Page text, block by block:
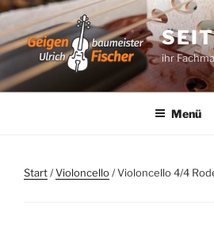
Zum
Inhalt
springen
ihr
Menü
Start/Violoncello/ Violoncello 4/4